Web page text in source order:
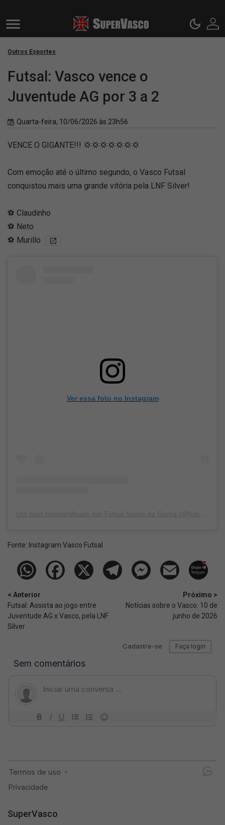
Outros Esportes
Futsal: Vasco vence o
Juventude AG por 3 a 2
Quarta-feira, 10/06/2026 às 23h56
VENCE O GIGANTE!!! 💢💢💢💢💢💢💢
Com emoção até o último segundo, o Vasco Futsal
conquistou mais uma grande vitória pela LNF Silver!
⚽️ Claudinho
⚽️ Neto
⚽️ Murillo
Ver essa foto no Instagram
Fonte: Instagram Vasco Futsal
< Anterior
Futsal: Assista ao jogo entre
Juventude AG x Vasco, pela LNF
Silver
Próximo >
Notícias sobre o Vasco: 10 de
junho de 2026
SuperVasco